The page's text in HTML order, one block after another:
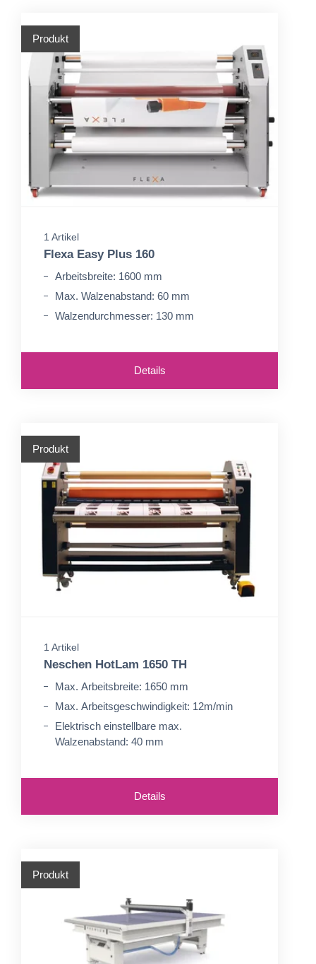
Produkt
1 Artikel
Flexa Easy Plus 160
Arbeitsbreite: 1600 mm
Max. Walzenabstand: 60 mm
Walzendurchmesser: 130 mm
Details
Produkt
1 Artikel
Neschen HotLam 1650 TH
Max. Arbeitsbreite: 1650 mm
Max. Arbeitsgeschwindigkeit: 12m/min
Elektrisch einstellbare max.
Walzenabstand: 40 mm
Details
Produkt